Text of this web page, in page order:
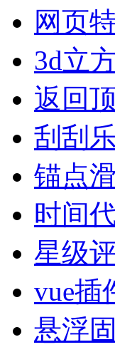
网页
3d立
返回
刮刮
锚点
时间
星级
vue插
悬浮